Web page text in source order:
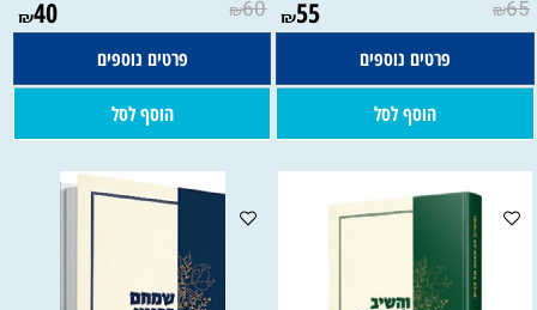
₪65
₪55
פרטים נוספים
הוסף לסל
₪60
₪40
פרטים נוספים
הוסף לסל